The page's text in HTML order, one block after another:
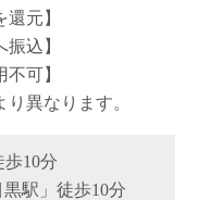
元】
込】
可】
異なります。
10分
駅」徒歩10分